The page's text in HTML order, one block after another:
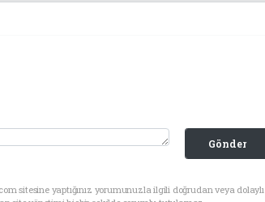
Gönder
sitesine yaptığınız yorumunuzla ilgili doğrudan veya dolaylı